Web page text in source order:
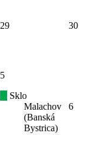
29 30
5
Sklo
Malachov
(Banská
Bystrica)
6